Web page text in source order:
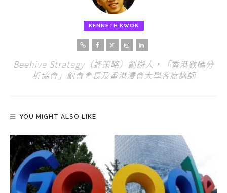
KENNETH KWOK
Beehive Strategy（蜂策略）創辦人，「香港數碼分
析協會」創會會長及香港浸會大學客席講師
YOU MIGHT ALSO LIKE